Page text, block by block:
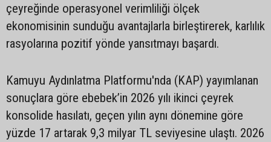
çeyreğinde operasyonel verimliliği ölçek
ekonomisinin sunduğu avantajlarla birleştirerek, karlılık
rasyolarına pozitif yönde yansıtmayı başardı.
Kamuyu Aydınlatma Platformu'nda (KAP) yayımlanan
sonuçlara göre ebebek’in 2026 yılı ikinci çeyrek
konsolide hasılatı, geçen yılın aynı dönemine göre
yüzde 17 artarak 9,3 milyar TL seviyesine ulaştı. 2026